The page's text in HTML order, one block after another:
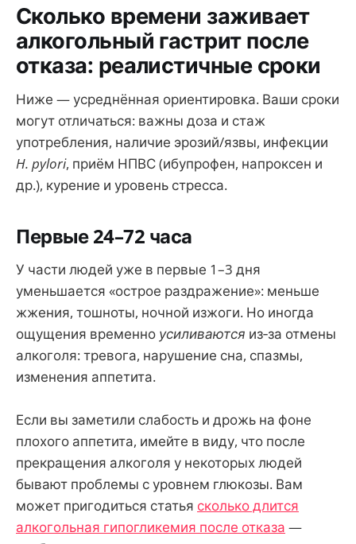
Сколько времени заживает
алкогольный гастрит после
отказа: реалистичные сроки
Ниже — усреднённая ориентировка. Ваши сроки
могут отличаться: важны доза и стаж
употребления, наличие эрозий/язвы, инфекции
H. pylori, приём НПВС (ибупрофен, напроксен и
др.), курение и уровень стресса.
Первые 24–72 часа
У части людей уже в первые 1–3 дня
уменьшается «острое раздражение»: меньше
жжения, тошноты, ночной изжоги. Но иногда
ощущения временно усиливаются из‑за отмены
алкоголя: тревога, нарушение сна, спазмы,
изменения аппетита.
Если вы заметили слабость и дрожь на фоне
плохого аппетита, имейте в виду, что после
прекращения алкоголя у некоторых людей
бывают проблемы с уровнем глюкозы. Вам
может пригодиться статья сколько длится
алкогольная гипогликемия после отказа —